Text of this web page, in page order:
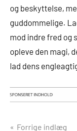
og beskyttelse,
guddommelige.
mod indre fred og
opleve den magi,
lad dens
Forrige indlæg